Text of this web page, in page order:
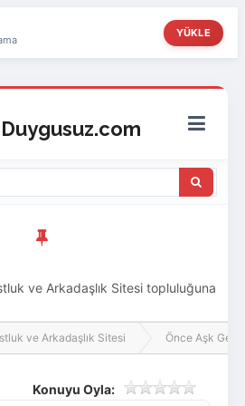
YÜKLE
ve Arkadaşlık Sitesi topluluğuna
Aramıza katılmak istersen kayıt
ve Arkadaşlık Sitesi Önce Aşk Gelir
Konuyu Oyla: